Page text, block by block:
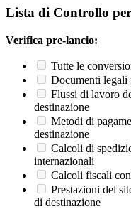
Lista di Controllo
Verifica pre-lancio:
Tutte le
Documenti legali
Flussi di lavoro
destinazione
Metodi di
destinazione
Calcoli di
internazionali
Calcoli fiscali
Prestazioni del
di destinazione